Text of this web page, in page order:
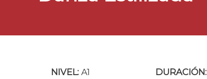
NIVEL:A1 DURACIÓN: